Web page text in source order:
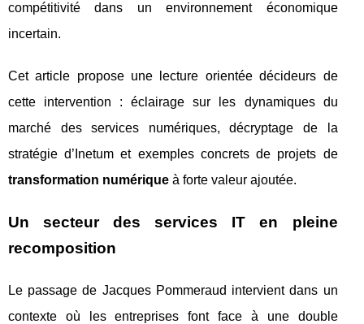
compétitivité dans un environnement économique
incertain.
Cet article propose une lecture orientée décideurs de
cette intervention : éclairage sur les dynamiques du
marché des services numériques, décryptage de la
stratégie d’Inetum et exemples concrets de projets de
transformation numérique à forte valeur ajoutée.
Un secteur des services IT en pleine
recomposition
Le passage de Jacques Pommeraud intervient dans un
contexte où les entreprises font face à une double